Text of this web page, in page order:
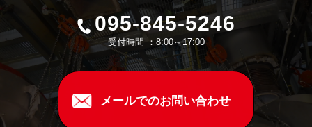
095-845-5246
受付時間 ：8:00～17:00
メールでのお問い合わせ